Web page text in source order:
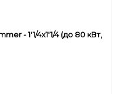
- 1'1/4x1'1/4 (до 80 кВт,